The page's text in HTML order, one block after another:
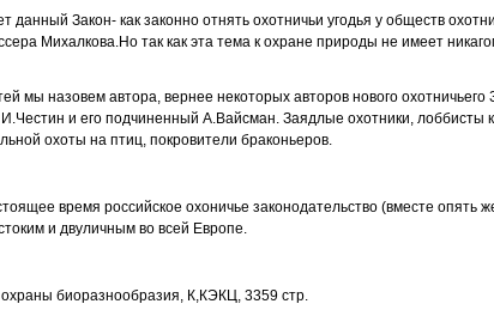
данный Закон- как законно отнять охотничьи угодья у обществ
Михалкова.Но так как эта тема к охране природы не имеет
мы назовем автора, вернее некоторых авторов нового охотничьего
и его подчиненный А.Вайсман. Заядлые охотники, лоббисты
охоты на птиц, покровители браконьеров.
время российское охоничье законодательство (вместе опять
и двуличным во всей Европе.
биоразнообразия, К,КЭКЦ, 3359 стр.